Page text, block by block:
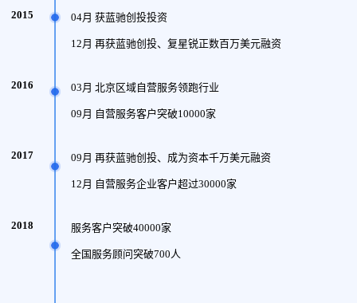
2015 04月 获蓝驰创投投资
12月 再获蓝驰创投、复星锐正数百万美元融资
2016 03月 北京区域自营服务领跑行业
09月 自营服务客户突破10000家
2017 09月 再获蓝驰创投、成为资本千万美元融资
12月 自营服务企业客户超过30000家
2018 服务客户突破40000家
全国服务顾问突破700人